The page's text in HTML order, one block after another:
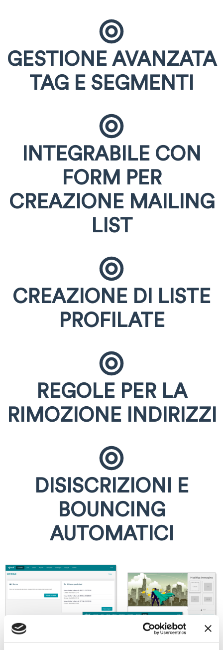
GESTIONE AVANZATA
TAG E SEGMENTI
INTEGRABILE CON
FORM PER
CREAZIONE MAILING
LIST
CREAZIONE DI LISTE
PROFILATE
REGOLE PER LA
RIMOZIONE INDIRIZZI
DISISCRIZIONI E
BOUNCING
AUTOMATICI